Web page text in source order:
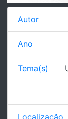
Autor
Ano
Tema(s)
Localização